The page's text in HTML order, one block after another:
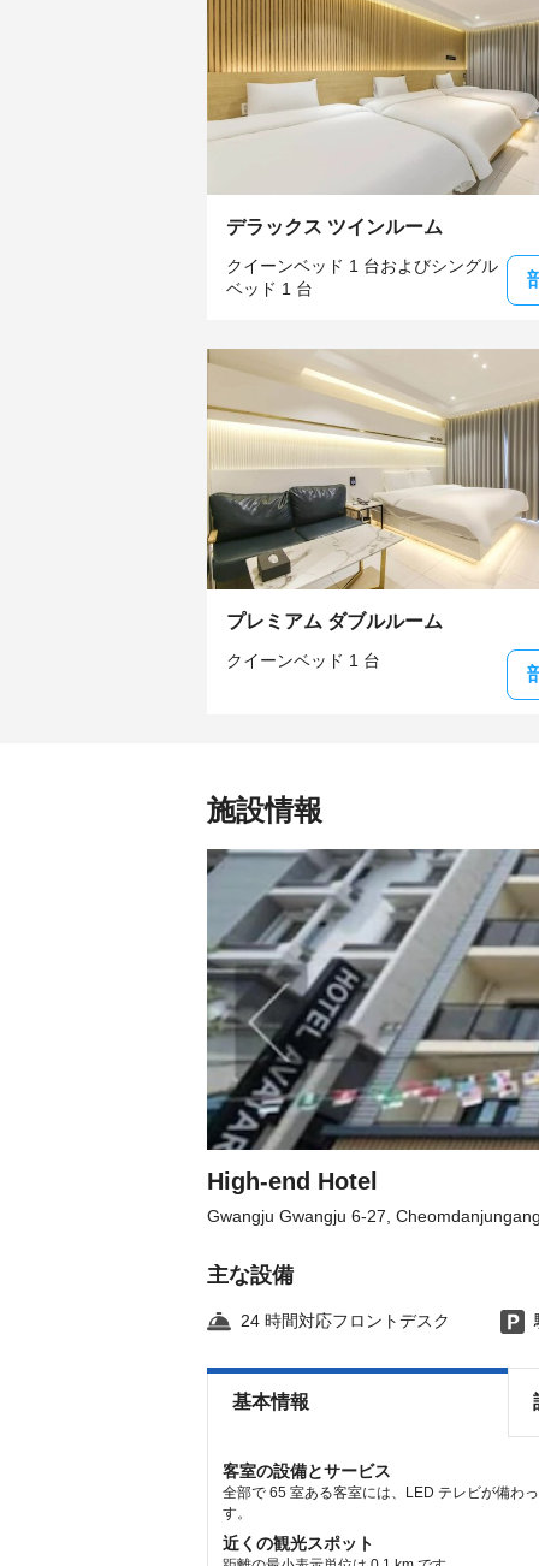
デラックス ツインルーム
クイーンベッド 1 台およびシングル
ベッド 1 台
プレミアム ダブルルーム
クイーンベッド 1 台
施設情報
High-end Hotel
Gwangju Gwangju 6-27,
主な設備
24 時間対応フロントデスク
基本情報
客室の設備とサービス
全部で 65 室ある客室には、LED テレビが備わ
す。
近くの観光スポット